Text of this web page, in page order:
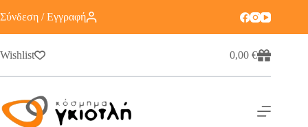
Σύνδεση / Εγγραφή
Wishlist 0,00€